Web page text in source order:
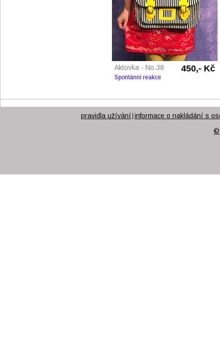
Aktovka - No.38 450,- Kč
Spontánní reakce
pravidla užívání informace o nakládání s
©